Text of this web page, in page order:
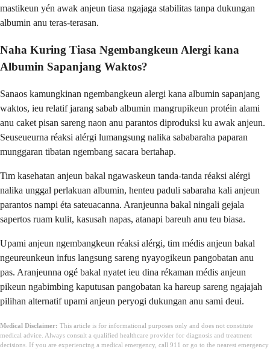
mastikeun yén awak anjeun tiasa ngajaga stabilitas tanpa dukungan
albumin anu teras-terasan.
Naha Kuring Tiasa Ngembangkeun Alergi kana
Albumin Sapanjang Waktos?
Sanaos kamungkinan ngembangkeun alergi kana albumin sapanjang
waktos, ieu relatif jarang sabab albumin mangrupikeun protéin alami
anu caket pisan sareng naon anu parantos diproduksi ku awak anjeun.
Seuseueurna réaksi alérgi lumangsung nalika sababaraha paparan
munggaran tibatan ngembang sacara bertahap.
Tim kasehatan anjeun bakal ngawaskeun tanda-tanda réaksi alérgi
nalika unggal perlakuan albumin, henteu paduli sabaraha kali anjeun
parantos nampi éta sateuacanna. Aranjeunna bakal ningali gejala
sapertos ruam kulit, kasusah napas, atanapi bareuh anu teu biasa.
Upami anjeun ngembangkeun réaksi alérgi, tim médis anjeun bakal
ngeureunkeun infus langsung sareng nyayogikeun pangobatan anu
pas. Aranjeunna ogé bakal nyatet ieu dina rékaman médis anjeun
pikeun ngabimbing kaputusan pangobatan ka hareup sareng ngajajah
pilihan alternatif upami anjeun peryogi dukungan anu sami deui.
Medical Disclaimer: This article is for informational purposes only and does not constitute
medical advice. Always consult a qualified healthcare provider for diagnosis and treatment
decisions. If you are experiencing a medical emergency, call 911 or go to the nearest emergency